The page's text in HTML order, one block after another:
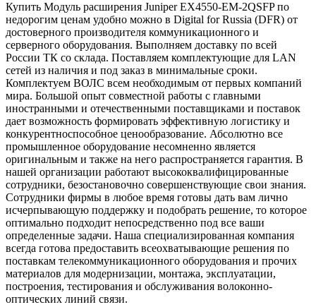
Купить Модуль расширения Juniper EX4550-EM-2QSFP по
недорогим ценам удобно можно в Digital for Russia (DFR) от
достоверного производителя коммуникационного и
серверного оборудования. Выполняем доставку по всей
России ТК со склада. Поставляем комплектующие для LAN
сетей из наличия и под заказ в минимальные сроки.
Комплектуем ВОЛС всем необходимым от первых компаний
мира. Большой опыт совместной работы с главными
иностранными и отечественными поставщиками и поставок
дает возможность формировать эффективную логистику и
конкурентноспособное ценообразование. Абсолютно все
промышленное оборудование несомненно является
оригинальным и также на него распространяется гарантия. В
нашей организации работают высококвалифицированные
сотрудники, безостановочно совершенствующие свои знания.
Сотрудники фирмы в любое время готовы дать вам лично
исчерпывающую поддержку и подобрать решение, то которое
оптимально подходит непосредственно под все ваши
определенные задачи. Наша специализированная компания
всегда готова предоставить всеохватывающие решения по
поставкам телекоммуникационного оборудования и прочих
материалов для модернизации, монтажа, эксплуатации,
построения, тестирования и обслуживания волоконно-
оптических линий связи.